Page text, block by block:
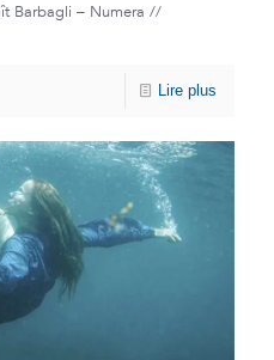
Barbagli – Numera //
Lire plus